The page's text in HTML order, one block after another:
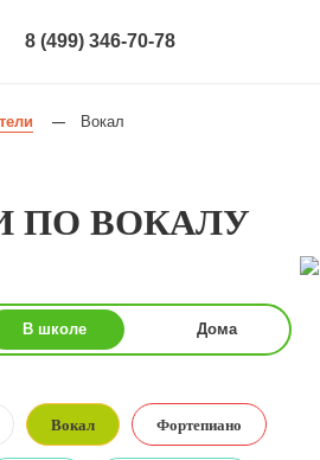
8 (499) 346-70-78
— Вокал
ПО ВОКАЛУ
В школе Дома
Вокал Фортепиано